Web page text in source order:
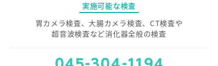
実施可能な検査
胃カメラ検査、大腸カメラ検査、CT検査や
超音波検査など消化器全般の検査